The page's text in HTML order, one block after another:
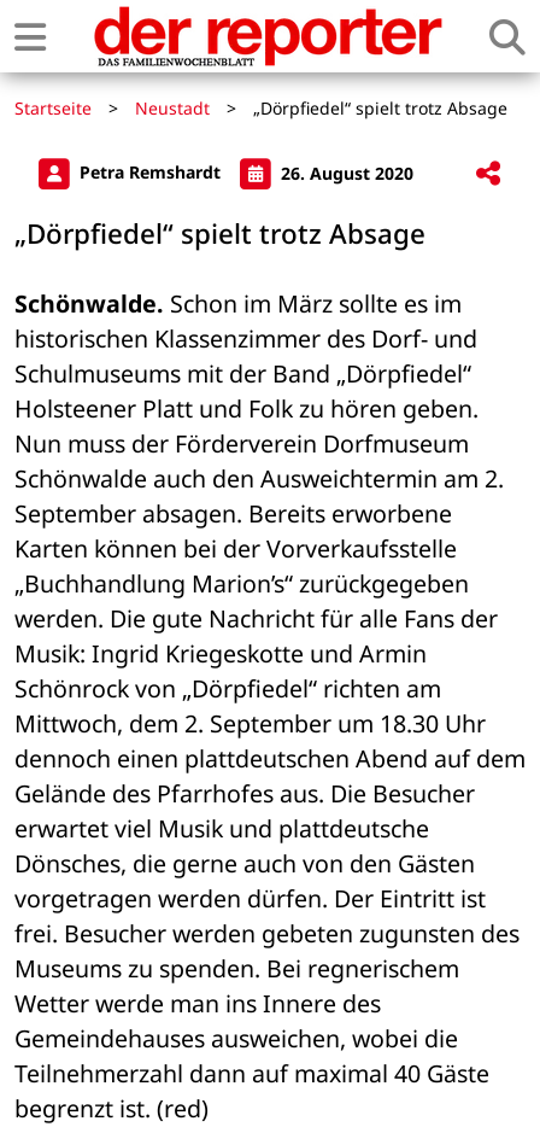
Startseite > Neustadt > „Dörpfiedel“ spielt trotz Absage
Petra Remshardt 26. August 2020
„Dörpfiedel“ spielt trotz Absage
Schönwalde. Schon im März sollte es im
historischen Klassenzimmer des Dorf- und
Schulmuseums mit der Band „Dörpfiedel“
Holsteener Platt und Folk zu hören geben.
Nun muss der Förderverein Dorfmuseum
Schönwalde auch den Ausweichtermin am 2.
September absagen. Bereits erworbene
Karten können bei der Vorverkaufsstelle
„Buchhandlung Marion’s“ zurückgegeben
werden. Die gute Nachricht für alle Fans der
Musik: Ingrid Kriegeskotte und Armin
Schönrock von „Dörpfiedel“ richten am
Mittwoch, dem 2. September um 18.30 Uhr
dennoch einen plattdeutschen Abend auf dem
Gelände des Pfarrhofes aus. Die Besucher
erwartet viel Musik und plattdeutsche
Dönsches, die gerne auch von den Gästen
vorgetragen werden dürfen. Der Eintritt ist
frei. Besucher werden gebeten zugunsten des
Museums zu spenden. Bei regnerischem
Wetter werde man ins Innere des
Gemeindehauses ausweichen, wobei die
Teilnehmerzahl dann auf maximal 40 Gäste
begrenzt ist. (red)